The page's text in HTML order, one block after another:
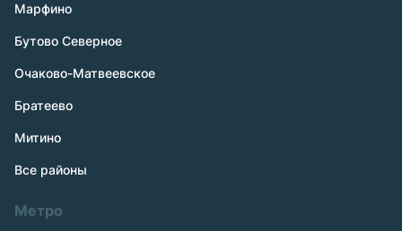
Марфино
Бутово Северное
Очаково-Матвеевское
Братеево
Митино
Все районы
Метро